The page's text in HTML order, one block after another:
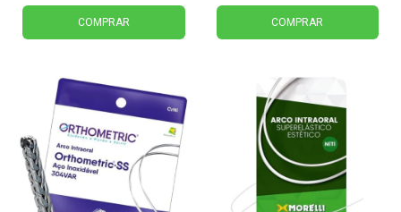
COMPRAR COMPRAR